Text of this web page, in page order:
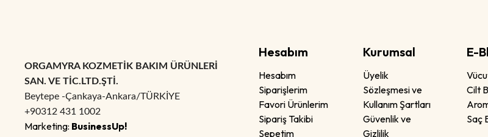
ORGAMYRA KOZMETİK BAKIM ÜRÜNLERİ
SAN. VE TİC.LTD.ŞTİ.
Beytepe -Çankaya-Ankara/TÜRKİYE
+90312 431 1002
Marketing: BusinessUp!
Hesabım
Hesabım
Siparişlerim
Favori Ürünlerim
Sipariş Takibi
Sepetim
Kurumsal
Üyelik
Sözleşmesi ve
Kullanım Şartları
Güvenlik ve
Gizlilik
E-
Cilt
Saç